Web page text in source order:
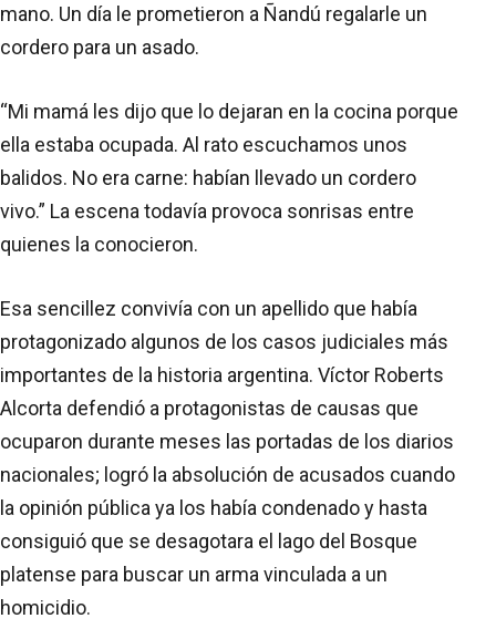
mano. Un día le prometieron a Ñandú regalarle un
cordero para un asado.
“Mi mamá les dijo que lo dejaran en la cocina porque
ella estaba ocupada. Al rato escuchamos unos
balidos. No era carne: habían llevado un cordero
vivo.” La escena todavía provoca sonrisas entre
quienes la conocieron.
Esa sencillez convivía con un apellido que había
protagonizado algunos de los casos judiciales más
importantes de la historia argentina. Víctor Roberts
Alcorta defendió a protagonistas de causas que
ocuparon durante meses las portadas de los diarios
nacionales; logró la absolución de acusados cuando
la opinión pública ya los había condenado y hasta
consiguió que se desagotara el lago del Bosque
platense para buscar un arma vinculada a un
homicidio.